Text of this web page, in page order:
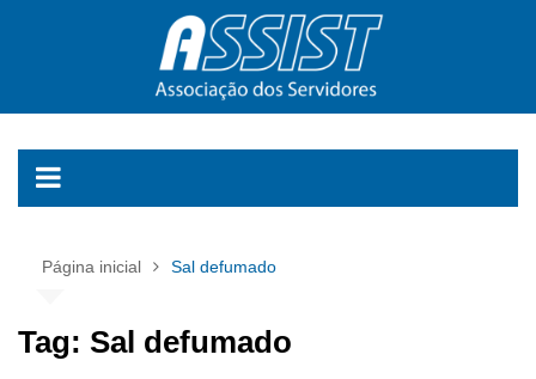
Página inicial Sal defumado
Tag: Sal defumado